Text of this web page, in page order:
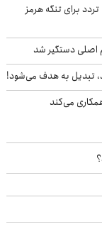
برای تنگه هرمز
اصلی دستگیر شد
تبدیل به هدف می‌شود!
می‌کند